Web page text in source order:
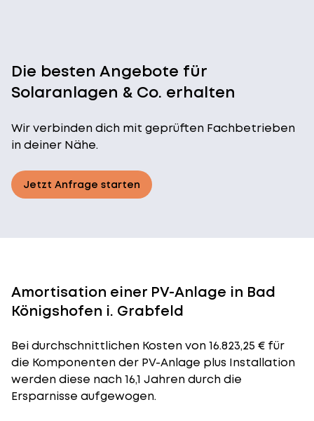
Die besten Angebote für
Solaranlagen & Co. erhalten
Wir verbinden dich mit geprüften Fachbetrieben
in deiner Nähe.
Jetzt Anfrage starten
Amortisation einer PV-Anlage in Bad
Königshofen i. Grabfeld
Bei durchschnittlichen Kostenvon 16.823,25 € für
die Komponenten der PV-Anlage plus Installation
werden diese nach 16,1 Jahren durch die
Ersparnisse aufgewogen.